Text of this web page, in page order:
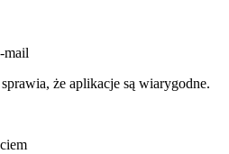
mail
że aplikacje są wiarygodne.